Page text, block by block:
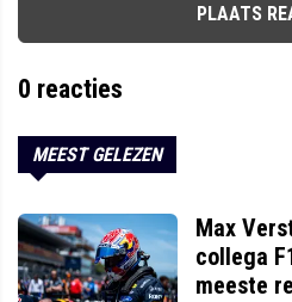
PLAATS
0 reacties
MEEST GELEZEN
Max
collega
meeste